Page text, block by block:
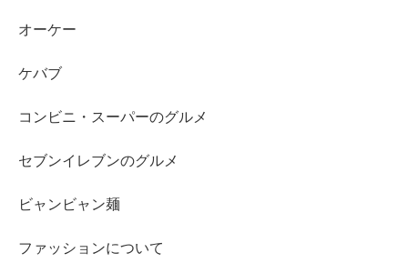
オーケー
ケバブ
コンビニ・スーパーのグルメ
セブンイレブンのグルメ
ビャンビャン麺
ファッションについて